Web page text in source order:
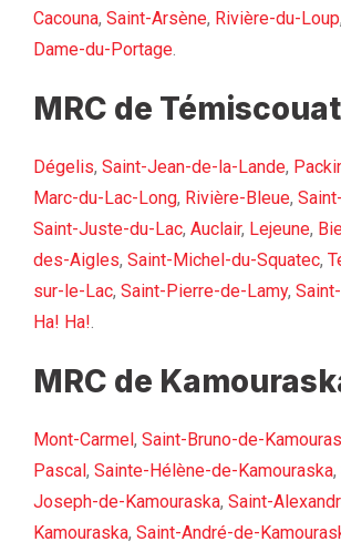
Cacouna, Saint-Arsène, Rivière-du-Loup,
Dame-du-Portage.
MRC de
Dégelis, Saint-Jean-de-la-Lande,
Marc-du-Lac-Long, Rivière-Bleue,
Saint-Juste-du-Lac, Auclair, Lejeune,
des-Aigles, Saint-Michel-du-Squatec,
sur-le-Lac, Saint-Pierre-de-Lamy,
Ha! Ha!.
MRC de
Mont-Carmel , Saint-Bruno-de-
Pascal , Sainte-Hélène-de-Kamouraska,
Joseph-de-Kamouraska, Saint-
Kamouraska, Saint-André-de-